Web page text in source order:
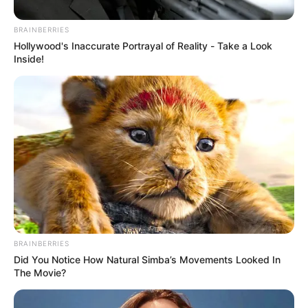
del embalse de Piedras Blancas, que actualmente se
encuentra en el 27,5% de su capacidad de
almacenamiento, como efecto del fenómeno de El Niño.
La planta de potabilización Villa Hermosa continúa hoy
con su operación, pero con una restricción de caudal.
BRAINBERRIES
Hollywood's Inaccurate Portrayal of Reality - Take a Look
Inside!
BRAINBERRIES
Did You Notice How Natural Simba’s Movements Looked In
The Movie?